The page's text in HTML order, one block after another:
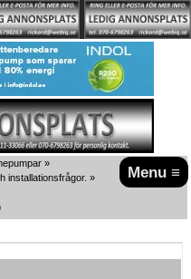
Menu ≡
»
installationsfrågor. »